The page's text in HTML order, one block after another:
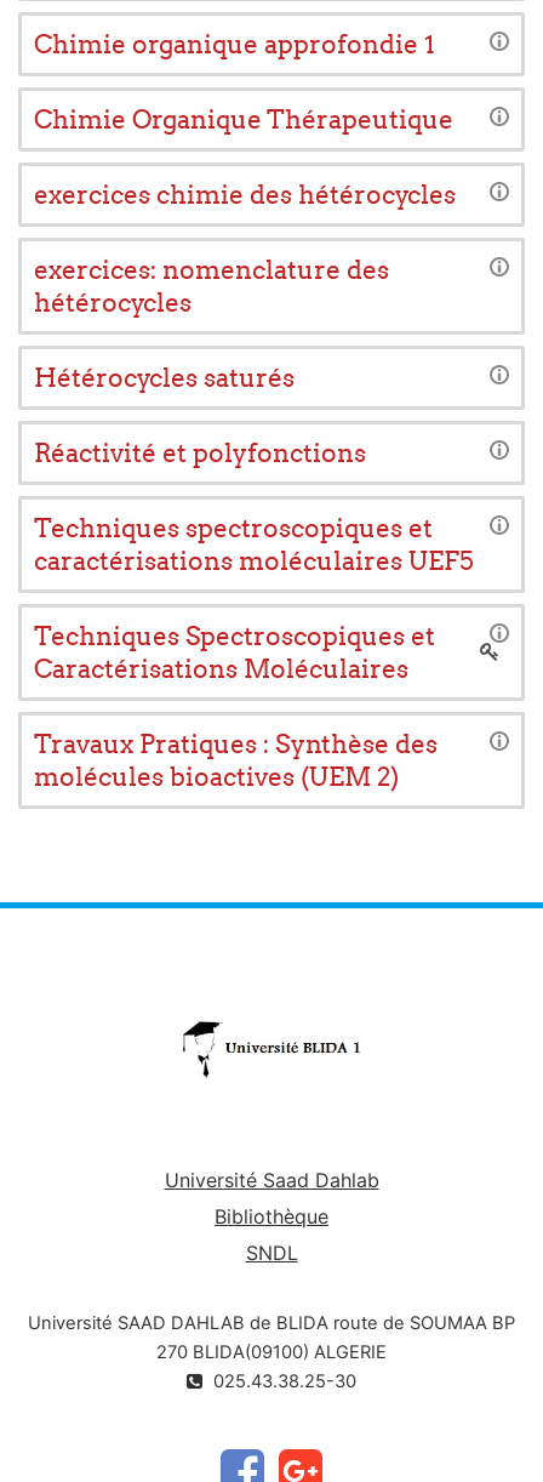
Chimie organique approfondie 1
Chimie Organique Thérapeutique
exercices chimie des hétérocycles
exercices: nomenclature des
hétérocycles
Hétérocycles saturés
Réactivité et polyfonctions
Techniques spectroscopiques et
caractérisations moléculaires UEF5
Techniques Spectroscopiques et
Caractérisations Moléculaires
Travaux Pratiques : Synthèse des
molécules bioactives (UEM 2)
Université Saad Dahlab
Bibliothèque
SNDL
Université SAAD DAHLAB de BLIDA route de SOUMAA BP
270 BLIDA(09100) ALGERIE
025.43.38.25-30